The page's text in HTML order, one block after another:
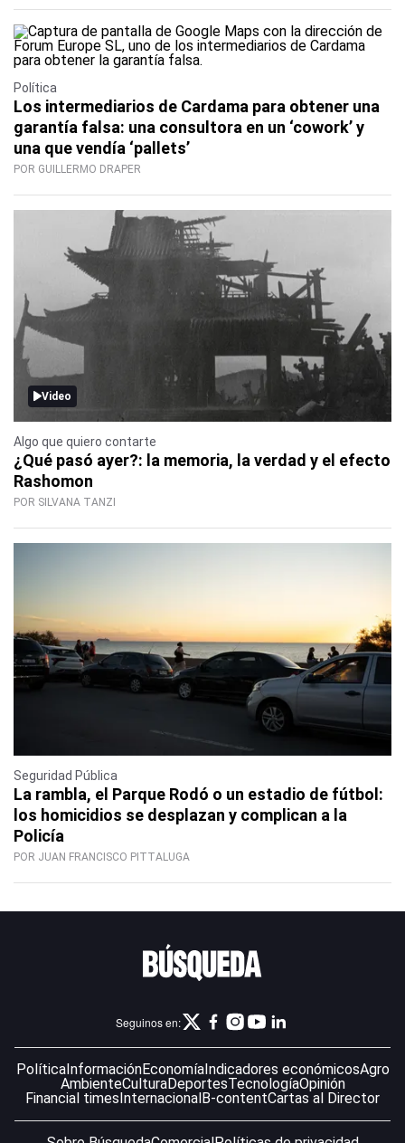
Política
Los intermediarios de Cardama para obtener una
garantía falsa: una consultora en un ‘cowork’ y
una que vendía ‘pallets’
POR GUILLERMO DRAPER
Video
Algo que quiero contarte
¿Qué pasó ayer?: la memoria, la verdad y el efecto
Rashomon
POR SILVANA TANZI
Seguridad Pública
La rambla, el Parque Rodó o un estadio de fútbol:
los homicidios se desplazan y complican a la
Policía
POR JUAN FRANCISCO PITTALUGA
Seguinos en:
PolíticaInformaciónEconomíaIndicadores económicosAgro
AmbienteCulturaDeportesTecnologíaOpinión
Financial timesInternacionalB-contentCartas al Director